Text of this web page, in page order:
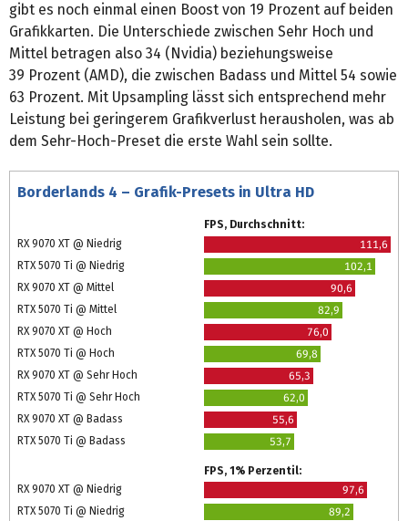
gibt es noch einmal einen Boost von 19 Prozent auf beiden
Grafikkarten. Die Unterschiede zwischen Sehr Hoch und
Mittel betragen also 34 (Nvidia) beziehungsweise
39 Prozent (AMD), die zwischen Badass und Mittel 54 sowie
63 Prozent. Mit Upsampling lässt sich entsprechend mehr
Leistung bei geringerem Grafikverlust herausholen, was ab
dem Sehr-Hoch-Preset die erste Wahl sein sollte.
Borderlands 4 – Grafik-Presets in Ultra HD
FPS, Durchschnitt:
RX 9070 XT @ Niedrig
111,6
RTX 5070 Ti @ Niedrig
102,1
RX 9070 XT @ Mittel
90,6
RTX 5070 Ti @ Mittel
82,9
RX 9070 XT @ Hoch
76,0
RTX 5070 Ti @ Hoch
69,8
RX 9070 XT @ Sehr Hoch
65,3
RTX 5070 Ti @ Sehr Hoch
62,0
RX 9070 XT @ Badass
55,6
RTX 5070 Ti @ Badass
53,7
FPS, 1% Perzentil:
RX 9070 XT @ Niedrig
97,6
RTX 5070 Ti @ Niedrig
89,2